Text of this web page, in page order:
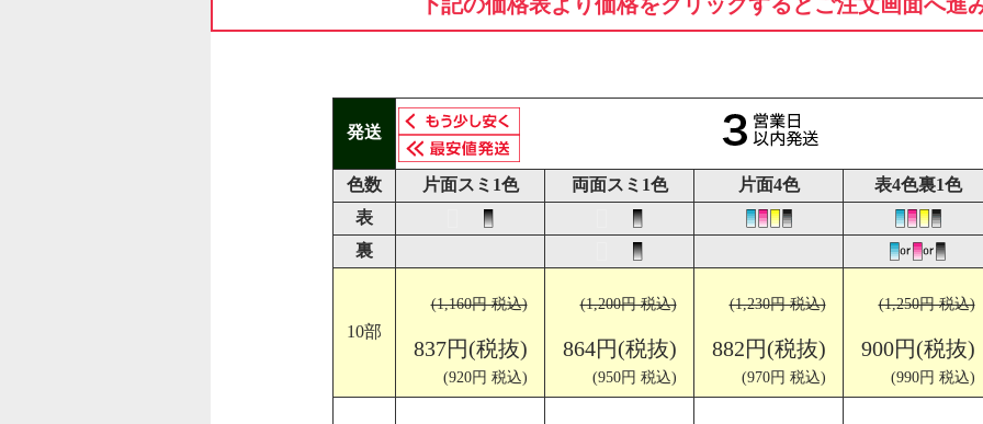
発送
色数 片面スミ1色 両面スミ1色 片面4色
表4色裏1色
表
裏
10部
(1,160円 税込)
837円(税抜)
(920円 税込)
(1,200円 税込)
864円(税抜)
(950円 税込)
(1,230円 税込)
882円(税抜)
(970円 税込)
(1,250円 税込)
900円(税抜)
(990円 税込)